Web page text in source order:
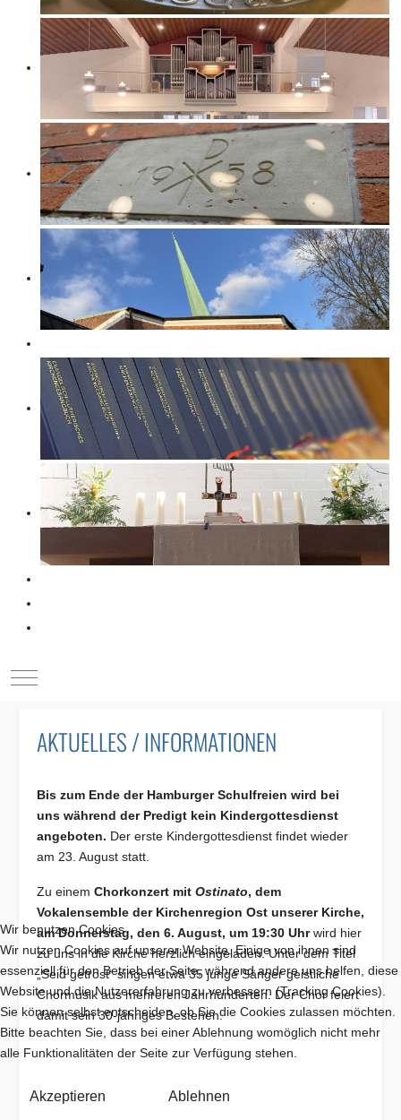
Mobile Menu Toggle
AKTUELLES / INFORMATIONEN
Bis zum Ende der Hamburger Schulfreien wird bei
uns während der Predigt kein Kindergottesdienst
angeboten. Der erste Kindergottesdienst findet wieder
am 23. August statt.
Zu einem Chorkonzert mit Ostinato, dem
Vokalensemble der Kirchenregion Ost unserer Kirche,
am Donnerstag, den 6. August, um 19:30 Uhrwird hier
zu uns in die Kirche herzlich eingeladen. Unter dem Titel
„Seid getrost“ singen etwa 35 junge Sänger geistliche
Chormusik aus mehreren Jahrhunderten. Der Chor feiert
damit sein 30-jähriges Bestehen.
Wir benutzen Cookies
Wir nutzen Cookies auf unserer Website. Einige von ihnen sind
essenziell für den Betrieb der Seite, während andere uns helfen, diese
Website und die Nutzererfahrung zu verbessern (Tracking Cookies).
Sie können selbst entscheiden, ob Sie die Cookies zulassen möchten.
Bitte beachten Sie, dass bei einer Ablehnung womöglich nicht mehr
alle Funktionalitäten der Seite zur Verfügung stehen.
Akzeptieren Ablehnen